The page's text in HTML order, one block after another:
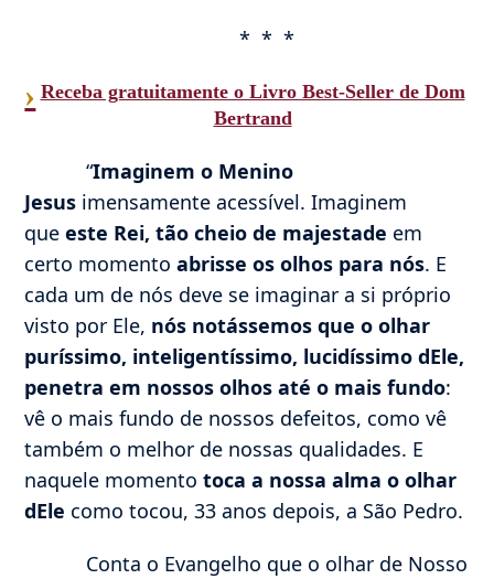
* * *
› Receba gratuitamente o Livro Best-Seller de Dom
Bertrand
“Imaginem o Menino
Jesus imensamente acessível. Imaginem
queeste Rei, tão cheio de majestade em
certo momentoabrisse os olhos para nós. E
cada um de nós deve se imaginar a si próprio
visto por Ele, nós notássemos que o olhar
puríssimo, inteligentíssimo, lucidíssimo dEle,
penetra em nossos olhos até o mais fundo:
vê o mais fundo de nossos defeitos, como vê
também o melhor de nossas qualidades. E
naquele momentotoca a nossa alma o olhar
dEle como tocou, 33 anos depois, a São Pedro.
Conta o Evangelho que o olhar de Nosso